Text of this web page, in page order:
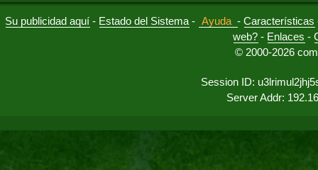
Su publicidad aquí - Estado del Sistema - Ayuda -Características
web? - Enlaces -
© 2000-2026
Session ID:
Server Addr: